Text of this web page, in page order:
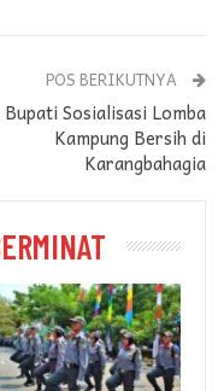
POS BERIKUTNYA
Bupati Sosialisasi Lomba
Kampung Bersih di
Karangbahagia